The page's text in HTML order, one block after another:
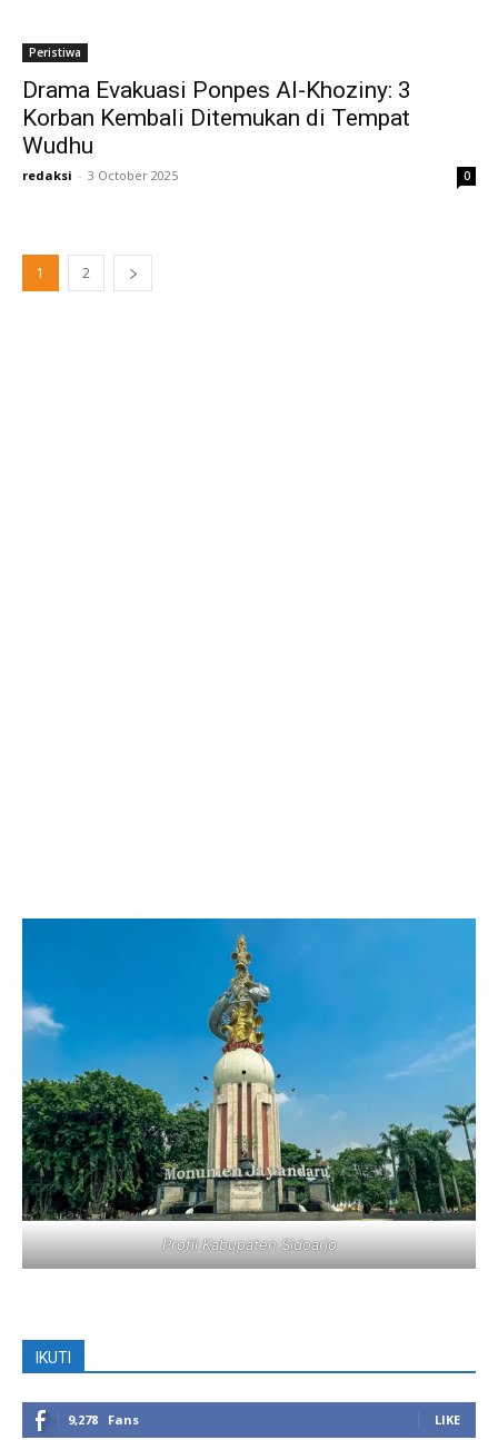
Peristiwa
Drama Evakuasi Ponpes Al-Khoziny: 3
Korban Kembali Ditemukan di Tempat
Wudhu
redaksi - 3 October 2025 0
1 2
Profil Kabupaten Sidoarjo
IKUTI
9,278 Fans LIKE